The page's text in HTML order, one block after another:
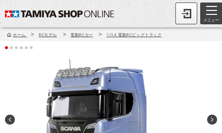
メニュー
ホーム > RCモデル > 電動RCカー > 1/14 電動RCビッグトラック